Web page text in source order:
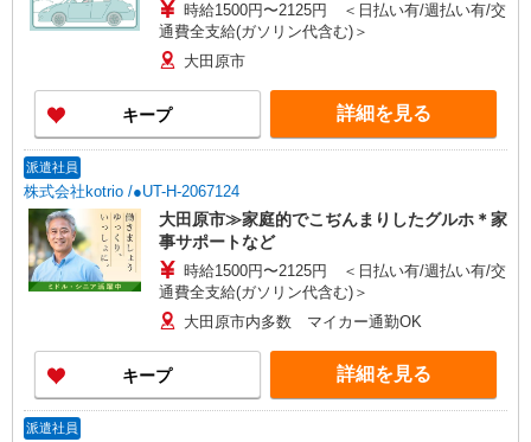
時給1500円〜2125円 ＜日払い有/週払い有/交
通費全支給(ガソリン代含む)＞
大田原市
キープ 詳細を見る
派遣社員
株式会社kotrio /●UT-H-2067124
大田原市≫家庭的でこぢんまりしたグルホ＊家
事サポートなど
時給1500円〜2125円 ＜日払い有/週払い有/交
通費全支給(ガソリン代含む)＞
大田原市内多数 マイカー通勤OK
キープ 詳細を見る
派遣社員